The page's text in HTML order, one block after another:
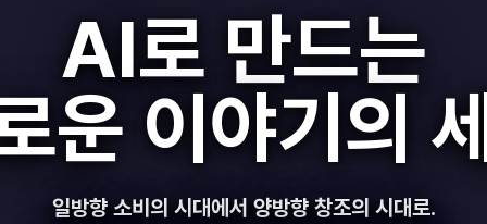
AI로 만드는
운 이야기의
일방향 소비의 시대에서 양방향 창조의 시대로.